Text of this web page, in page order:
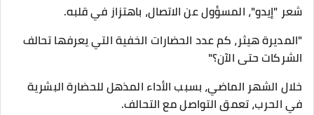
شعر "إيدو"، المسؤول عن الاتصال، باهتزاز في قلبه.
"المديرة هيثر، كم عدد الحضارات الخفية التي يعرفها تحالف
الشركات حتى الآن؟"
خلال الشهر الماضي، بسبب الأداء المذهل للحضارة البشرية
في الحرب، تعمق التواصل مع التحالف.